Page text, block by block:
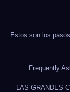
Estos son los
Frequently
LAS GRANDES